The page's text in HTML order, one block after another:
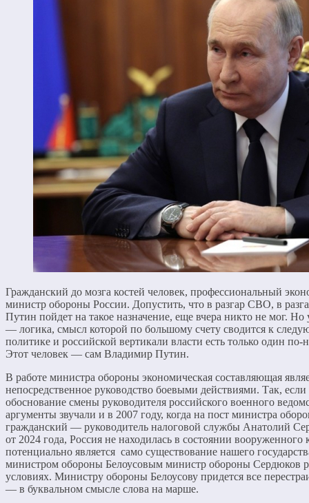
Гражданский до мозга костей человек, профессиональный
министр обороны России. Допустить, что в разгар СВО, в
Путин пойдет на такое назначение, еще вчера никто не мог. Но
— логика, смысл которой по большому счету сводится к
политике и российской вертикали власти есть только один
Этот человек — сам Владимир Путин.
В работе министра обороны экономическая составляющая
непосредственное руководство боевыми действиями. Так,
обоснование смены руководителя российского военного
аргументы звучали и в 2007 году, когда на пост министра
гражданский — руководитель налоговой службы Анатолий
от 2024 года, Россия не находилась в состоянии
потенциально является само существование нашего
министром обороны Белоусовым министр обороны Сердюков
условиях. Министру обороны Белоусову придется все
— в буквальном смысле слова на марше.